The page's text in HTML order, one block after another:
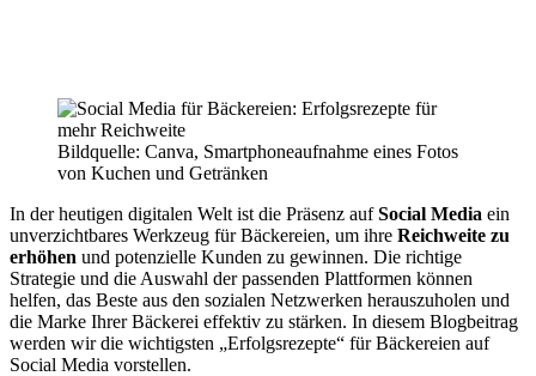
Bildquelle: Canva, Smartphoneaufnahme eines Fotos
von Kuchen und Getränken
In der heutigen digitalen Welt ist die Präsenz aufSocial Media ein
unverzichtbares Werkzeug für Bäckereien, um ihre Reichweite zu
erhöhen und potenzielle Kunden zu gewinnen. Die richtige
Strategie und die Auswahl der passenden Plattformen können
helfen, das Beste aus den sozialen Netzwerken herauszuholen und
die Marke Ihrer Bäckerei effektiv zu stärken. In diesem Blogbeitrag
werden wir die wichtigsten „Erfolgsrezepte“ für Bäckereien auf
Social Media vorstellen.